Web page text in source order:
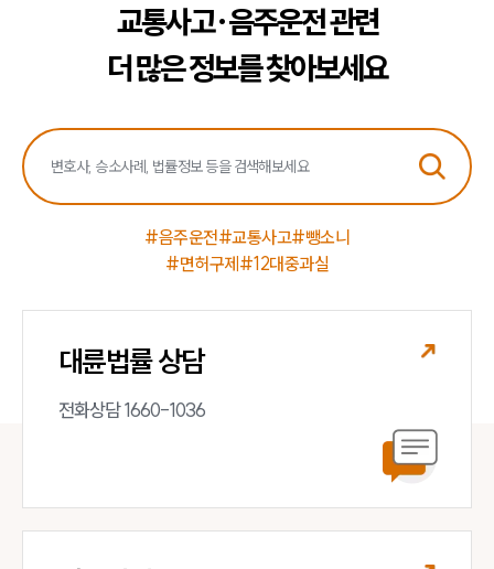
만화로 보는 사례
교통사고·음주운전 관련
더 많은 정보를 찾아보세요
#음주운전#교통사고#뺑소니
#면허구제#12대중과실
대륜법률 상담
전화상담 1660-1036